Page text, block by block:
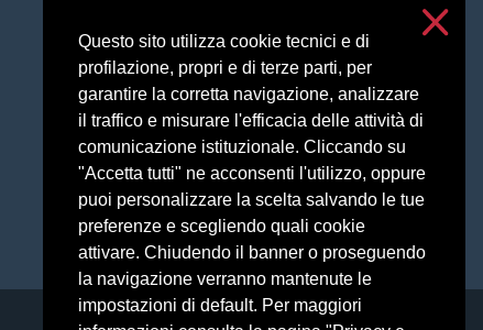
Questo sito utilizza cookie tecnici e di
profilazione, propri e di terze parti, per
garantire la corretta navigazione, analizzare
il traffico e misurare l'efficacia delle attività di
comunicazione istituzionale. Cliccando su
"Accetta tutti" ne acconsenti l'utilizzo, oppure
puoi personalizzare la scelta salvando le tue
preferenze e scegliendo quali cookie
attivare. Chiudendo il banner o proseguendo
la navigazione verranno mantenute le
impostazioni di default. Per maggiori
Privacy e cookies
Impostazioni cookie